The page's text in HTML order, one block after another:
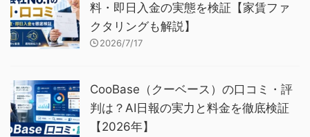
料・即日入金の実態を検証【家賃ファ
クタリングも解説】
2026/7/17
CooBase（クーベース）の口コミ・評
判は？AI日報の実力と料金を徹底検証
【2026年】